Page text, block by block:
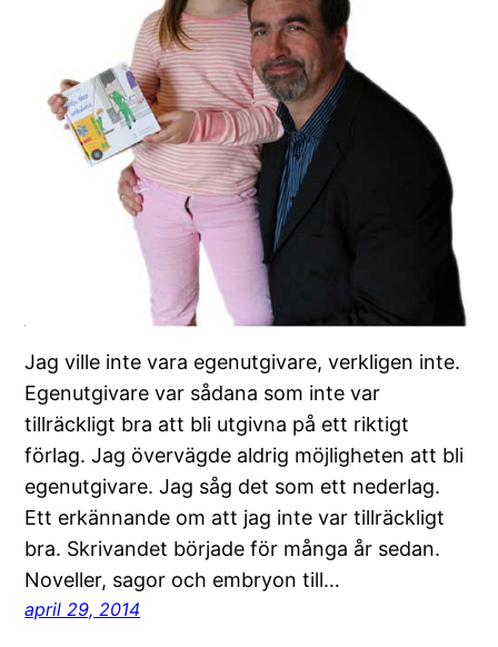
Jag ville inte vara egenutgivare, verkligen inte.
Egenutgivare var sådana som inte var
tillräckligt bra att bli utgivna på ett riktigt
förlag. Jag övervägde aldrig möjligheten att bli
egenutgivare. Jag såg det som ett nederlag.
Ett erkännande om att jag inte var tillräckligt
bra. Skrivandet började för många år sedan.
Noveller, sagor och embryon till…
april 29, 2014